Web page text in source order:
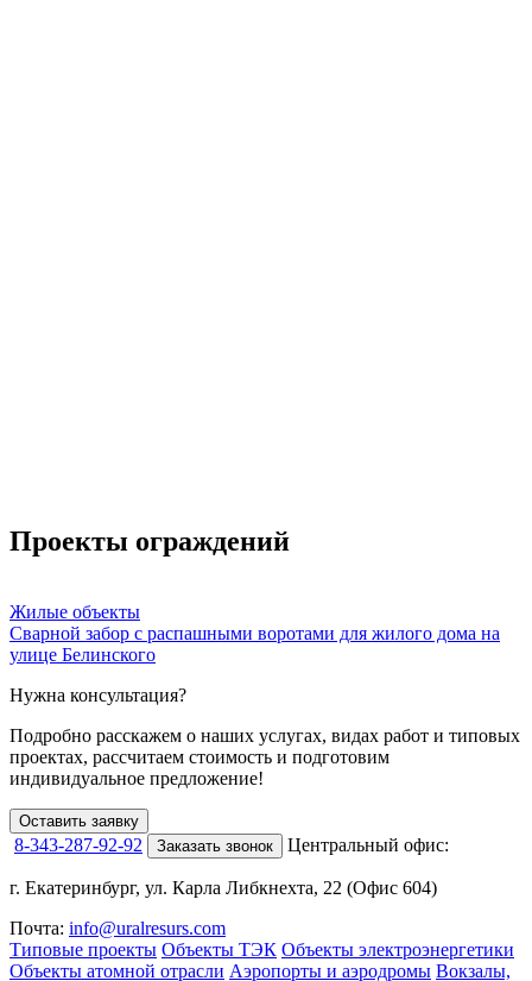
Проекты ограждений
Жилые объекты
Сварной забор с распашными воротами для жилого дома на
улице Белинского
Нужна консультация?
Подробно расскажем о наших услугах, видах работ и типовых
проектах, рассчитаем стоимость и подготовим
индивидуальное предложение!
Оставить заявку
8-343-287-92-92 Заказать звонок Центральный офис:
г. Екатеринбург, ул. Карла Либкнехта, 22 (Офис 604)
Почта: info@uralresurs.com
Типовые проекты Объекты ТЭК Объекты электроэнергетики
Объекты атомной отрасли Аэропорты и аэродромы Вокзалы,